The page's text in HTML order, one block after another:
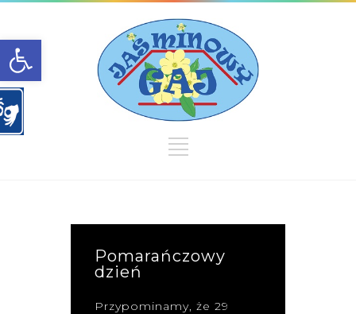
Open toolbar
Pomarańczowy
dzień
Przypominamy, że 29